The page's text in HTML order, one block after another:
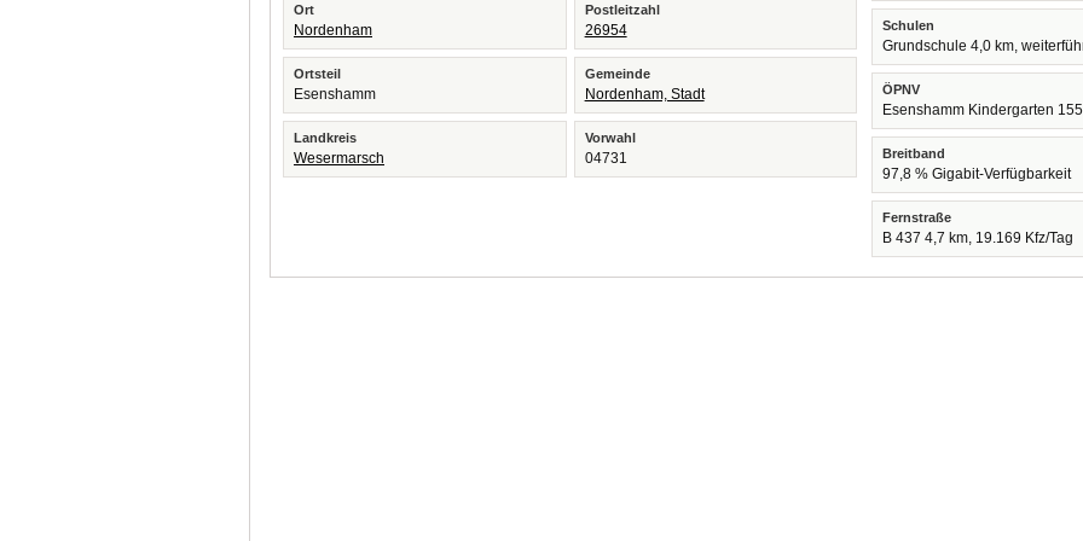
Ort
Nordenham
Postleitzahl
26954
Ortsteil
Esenshamm
Gemeinde
Nordenham, Stadt
Landkreis
Wesermarsch
Vorwahl
04731
Schulen
Grundschule 4,0 km,
ÖPNV
Esenshamm Kindergarten
Breitband
97,8 % Gigabit-Verfügbarkeit
Fernstraße
B 437 4,7 km, 19.169 Kfz/Tag